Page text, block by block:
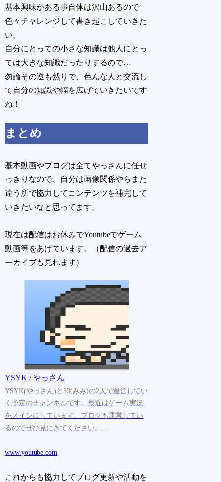
基本興味がある事自体は沢山あるので
色々チャレンジして書き起こしていきた
い。
自分にとっての小さな知識は他人にとっ
ては大きな知識だったりするので…
勿論その逆も然りで、色んな人と交流し
て自分の知識や幅を広げていきたいです
ね！
まとめ
基本動画やブログは全てやっさんに任せ
っきりなので、自分は画像関係やらまた
違う所で協力してコンテンツを補完して
いきたいなと思ってます。
現在は配信はお休みでYoutubeでゲーム
動画等をあげています。
（配信の過去ア
ーカイブも見れます）
YSYK / やっさん
YSYK(やっさん)と33(みみ)の2人で運営してい
く予定のチャンネルです。最近はゲーム実況
をメインにしています。ブログも運営してい
るのでぜひ見にきてください。...
www.youtube.com
これからも協力してブログ更新や活動を